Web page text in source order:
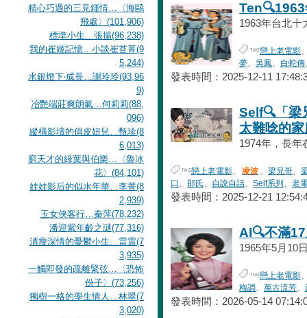
1963年台北十
戀上老電影
夢、 吳鳳、 白蛇傳
發表時間：2025-12-11
Self🔍「梁
太難唸的
1974年，長年
戀上老電影、 凌波 、 梁兄哥、
口 、 邵氏、 自說自話、 Self系列 、 老
發表時間：2025-12-21
AI🔍不滿
1965年5月10
戀上老電影
梅調 、 萬古流芳、
發表時間：2026-05-14
精心巧遇的三見鍾情…〈海鷗
飛處〉(101,906)
標準小生…張揚(96,238)
我的崔姬記憶…小談崔苔菁(9
5,244)
水銀燈下‧成長…謝玲玲(93,96
9)
冶艷端莊爽朗氣…何莉莉(88,
096)
縱橫影壇的俏皮妞兒…甄珍(8
6,013)
窮天才的綠葉與伯樂…〈魯冰
花〉(84,101)
娃娃影后的似水年華…李菁(8
2,939)
玉女俠客行…秦萍(78,232)
潘迎紫年齡之謎(77,316)
清瘦深情的憂鬱小生…雷震(7
3,935)
一觸即發的疏離緊弦…〈恐怖
份子〉(73,256)
獨樹一格的學生情人…林翠(7
3,020)